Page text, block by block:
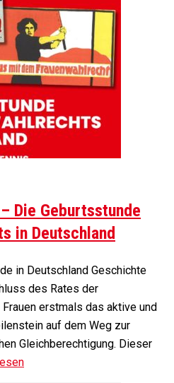
Die Geburtsstunde
in Deutschland
in Deutschland Geschichte
des Rates der
erstmals das aktive und
auf dem Weg zur
Gleichberechtigung. Dieser